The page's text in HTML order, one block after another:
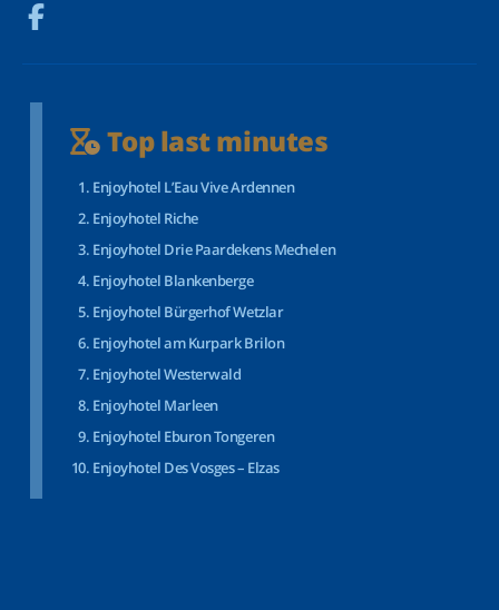
Top last minutes
Enjoyhotel L’Eau Vive Ardennen
Enjoyhotel Riche
Enjoyhotel Drie Paardekens Mechelen
Enjoyhotel Blankenberge
Enjoyhotel Bürgerhof Wetzlar
Enjoyhotel am Kurpark Brilon
Enjoyhotel Westerwald
Enjoyhotel Marleen
Enjoyhotel Eburon Tongeren
Enjoyhotel Des Vosges – Elzas